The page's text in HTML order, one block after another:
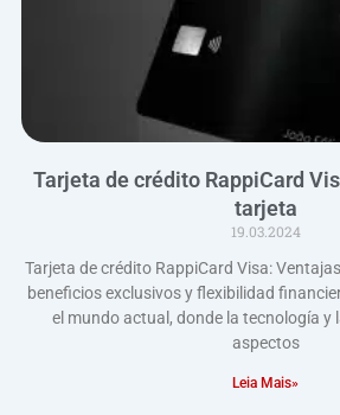
Tarjeta de crédito RappiCard
tarjeta
19.03.2024
Tarjeta de crédito RappiCard Visa:
beneficios exclusivos y flexibilidad
el mundo actual, donde la tecnología y
aspectos
Leia Mais»